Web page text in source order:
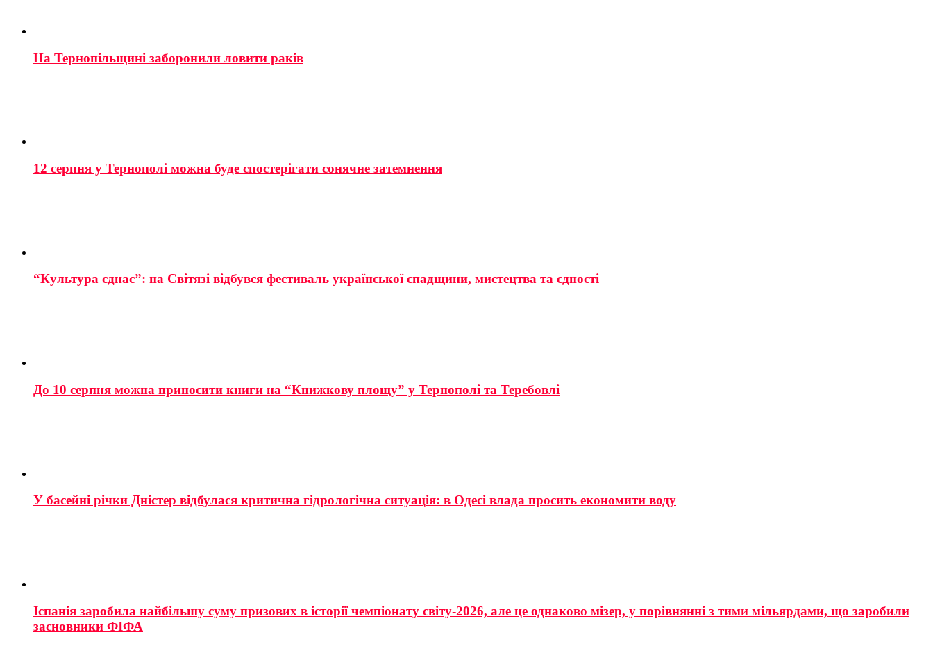
На Тернопільщині заборонили ловити раків
12 серпня у Тернополі можна буде спостерігати сонячне затемнення
“Культура єднає”: на Світязі відбувся фестиваль української спадщини, мистецтва та єдності
До 10 серпня можна приносити книги на “Книжкову площу” у Тернополі та Теребовлі
У басейні річки Дністер відбулася критична гідрологічна ситуація: в Одесі влада просить економити воду
Іспанія заробила найбільшу суму призових в історії чемпіонату світу-2026, але це однаково мізер, у порівнянні з тими мільярдами, що заробили
засновники ФІФА